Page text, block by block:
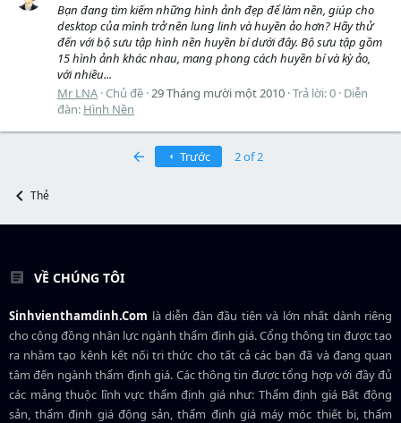
Bạn đang tìm kiếm những hình ảnh đẹp để làm nền, giúp cho
desktop của mình trở nên lung linh và huyền ảo hơn? Hãy thử
đến với bộ sưu tập hình nền huyền bí dưới đây. Bộ sưu tập gồm
15 hình ảnh khác nhau, mang phong cách huyền bí và kỳ ảo,
với nhiều...
Mr LNA Chủ đề 29 Tháng mười một 2010 Trả lời: 0 Diễn
đàn: Hình Nền
Trước 2 of 2
Thẻ
VỀ CHÚNG TÔI
Sinhvienthamdinh.Com là diễn đàn đầu tiên và lớn nhất dành riêng
cho cộng đồng nhân lực ngànhthẩm định giá. Cổng thông tin được tạo
ra nhằm tạo kênh kết nối tri thức cho tất cả các bạn đã và đang quan
tâm đến ngành thẩm định giá. Các thông tin được tổng hợp với đầy đủ
các mảng thuộc lĩnh vực thẩm định giá như: Thẩm định giá Bất động
sản, thẩm định giá động sản, thẩm định giá máy móc thiết bị, thẩm